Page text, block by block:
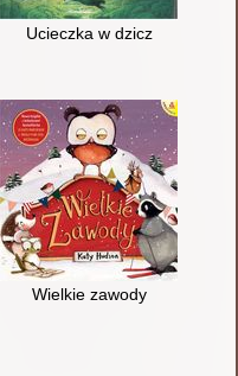
misja otulistópek
Ucieczka w dzicz
ci nie mówią (bo często sami
Wielkie zawody